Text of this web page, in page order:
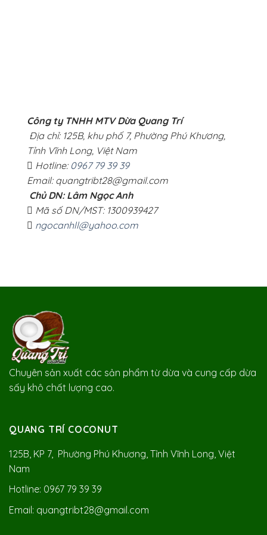
Công ty TNHH MTV Dừa Quang Trí
Địa chỉ: 125B, khu phố 7, Phường Phú Khương,
Tỉnh Vĩnh Long, Việt Nam
Hotline: 0967 79 39 39
Email: quangtribt28@gmail.com
Chủ DN: Lâm Ngọc Anh
Mã số DN/MST: 1300939427
ngocanhll@yahoo.com
Chuyên sản xuất các sản phẩm từ dừa và cung cấp dừa
sấy khô chất lượng cao.
QUANG TRÍ COCONUT
125B, KP 7, Phường Phú Khương, Tỉnh Vĩnh Long, Việt
Nam
Hotline: 0967 79 39 39
Email: quangtribt28@gmail.com